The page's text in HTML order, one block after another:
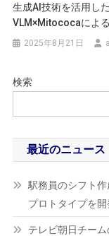
生成AI技術を活用し
VLM×mitococaによ
2025年8月21日
検索
最近のニュース
駅務員のシフト
プロトタイプを開
テレビ朝日チー